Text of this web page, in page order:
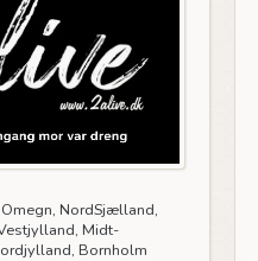
NordSjælland,
Midt-
Bornholm